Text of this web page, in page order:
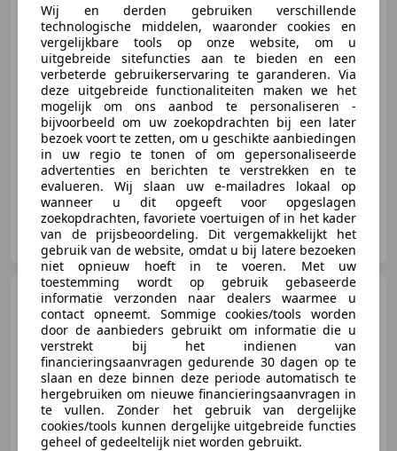
€ 23.950
03/2017 119.215 km Benzine
110 kW (150 PK)
Luitjes Car Company
NL-1641 LD SPIERDIJK
Volkswagen Passat
Variant1.5 eHybrid R-Line
Black-Style
Org.NL|Pano|Massage
€ 46.500
Wij en derden gebruiken verschillende
technologische middelen, waaronder cookies en
vergelijkbare tools op onze website, om u
uitgebreide sitefuncties aan te bieden en een
verbeterde gebruikerservaring te garanderen. Via
deze uitgebreide functionaliteiten maken we het
mogelijk om ons aanbod te personaliseren -
bijvoorbeeld om uw zoekopdrachten bij een later
bezoek voort te zetten, om u geschikte aanbiedingen
in uw regio te tonen of om gepersonaliseerde
advertenties en berichten te verstrekken en te
evalueren. Wij slaan uw e-mailadres lokaal op
wanneer u dit opgeeft voor opgeslagen
zoekopdrachten, favoriete voertuigen of in het kader
van de prijsbeoordeling. Dit vergemakkelijkt het
gebruik van de website, omdat u bij latere bezoeken
niet opnieuw hoeft in te voeren. Met uw
toestemming wordt op gebruik gebaseerde
informatie verzonden naar dealers waarmee u
contact opneemt. Sommige cookies/tools worden
door de aanbieders gebruikt om informatie die u
verstrekt bij het indienen van
financieringsaanvragen gedurende 30 dagen op te
slaan en deze binnen deze periode automatisch te
hergebruiken om nieuwe financieringsaanvragen in
te vullen. Zonder het gebruik van dergelijke
cookies/tools kunnen dergelijke uitgebreide functies
geheel of gedeeltelijk niet worden gebruikt.